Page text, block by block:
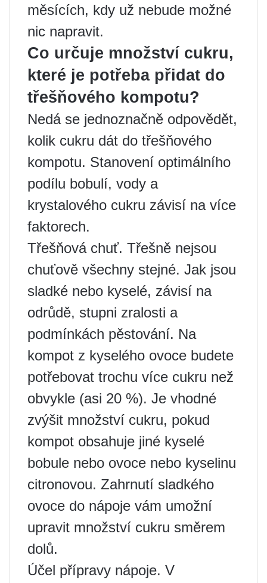
měsících, kdy už nebude možné
nic napravit.
Co určuje množství cukru,
které je potřeba přidat do
třešňového kompotu?
Nedá se jednoznačně odpovědět,
kolik cukru dát do třešňového
kompotu. Stanovení optimálního
podílu bobulí, vody a
krystalového cukru závisí na více
faktorech.
Třešňová chuť. Třešně nejsou
chuťově všechny stejné. Jak jsou
sladké nebo kyselé, závisí na
odrůdě, stupni zralosti a
podmínkách pěstování. Na
kompot z kyselého ovoce budete
potřebovat trochu více cukru než
obvykle (asi 20 %). Je vhodné
zvýšit množství cukru, pokud
kompot obsahuje jiné kyselé
bobule nebo ovoce nebo kyselinu
citronovou. Zahrnutí sladkého
ovoce do nápoje vám umožní
upravit množství cukru směrem
dolů.
Účel přípravy nápoje. V